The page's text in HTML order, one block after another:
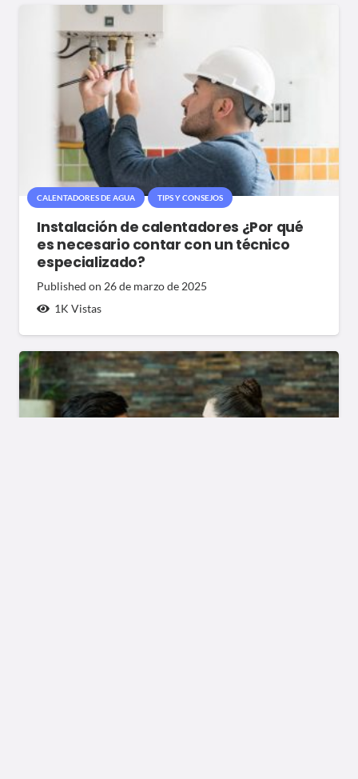
CALENTADORES DE AGUA TIPS Y CONSEJOS
Instalación de calentadores ¿Por qué
es necesario contar con un técnico
especializado?
Published on 26 de marzo de 2025
1K Vistas